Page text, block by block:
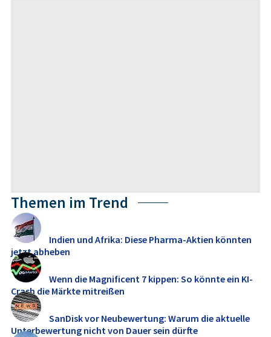
Themen im Trend
Indien und Afrika: Diese Pharma-Aktien könnten
jetzt abheben
Wenn die Magnificent 7 kippen: So könnte ein KI-
Crash die Märkte mitreißen
SanDisk vor Neubewertung: Warum die aktuelle
Unterbewertung nicht von Dauer sein dürfte